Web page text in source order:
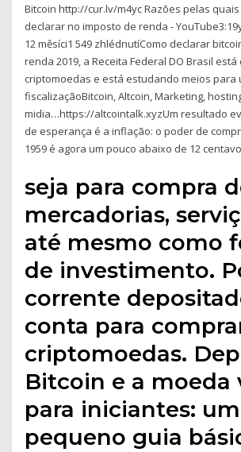
Bitcoin http://cur.lv/m4yc Razões pelas
declarar no imposto de renda -
12 měsíci1 549 zhlédnutíComo declarar
renda 2019, a Receita Federal DO Brasil
criptomoedas e está estudando meios para
fiscalizaçãoBitcoin, Altcoin, Marketing,
midia…https://altcointalk.xyzUm resultado
de esperança é a inflação: o poder de
1959 é agora um pouco abaixo de 12
seja para compra
mercadorias,
até mesmo como
de investimento.
corrente
conta para
criptomoedas.
Bitcoin e a moeda
para iniciantes: um
pequeno guia